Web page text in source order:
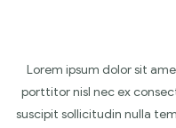
Lorem ipsum dolor sit
porttitor nisl nec ex
suscipit sollicitudin nulla